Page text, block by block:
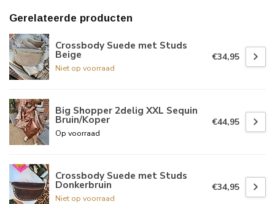
Gerelateerde producten
Crossbody Suede met Studs
Beige
Niet op voorraad
€34,95
Big Shopper 2delig XXL Sequin
Bruin/Koper
Op voorraad
€44,95
Crossbody Suede met Studs
Donkerbruin
Niet op voorraad
€34,95